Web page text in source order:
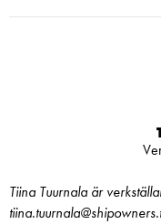
Tiina Tuurnala är